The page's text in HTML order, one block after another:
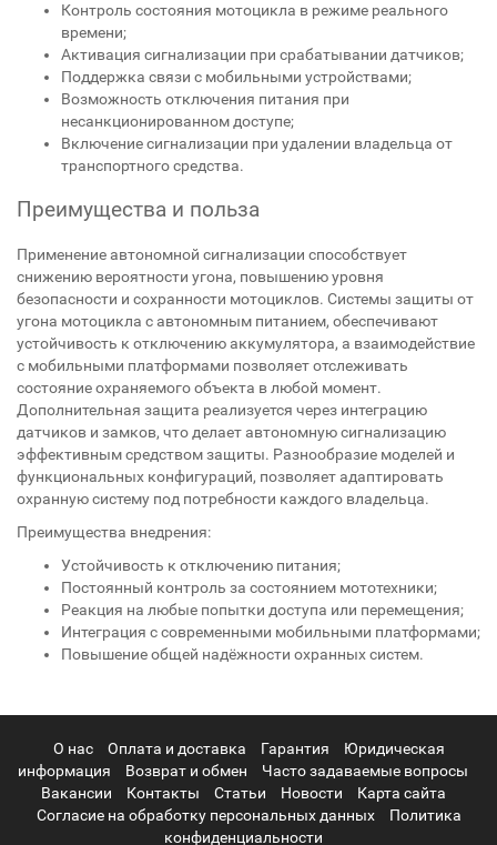
Контроль состояния мотоцикла в режиме реального
времени;
Активация сигнализации при срабатывании датчиков;
Поддержка связи с мобильными устройствами;
Возможность отключения питания при
несанкционированном доступе;
Включение сигнализации при удалении владельца от
транспортного средства.
Преимущества и польза
Применение автономной сигнализации способствует
снижению вероятности угона, повышению уровня
безопасности и сохранности мотоциклов. Системы защиты от
угона мотоцикла с автономным питанием, обеспечивают
устойчивость к отключению аккумулятора, а взаимодействие
с мобильными платформами позволяет отслеживать
состояние охраняемого объекта в любой момент.
Дополнительная защита реализуется через интеграцию
датчиков и замков, что делает автономную сигнализацию
эффективным средством защиты. Разнообразие моделей и
функциональных конфигураций, позволяет адаптировать
охранную систему под потребности каждого владельца.
Преимущества внедрения:
Устойчивость к отключению питания;
Постоянный контроль за состоянием мототехники;
Реакция на любые попытки доступа или перемещения;
Интеграция с современными мобильными платформами;
Повышение общей надёжности охранных систем.
О нас Оплата и доставка Гарантия
Юридическая
информация
Возврат и обмен
Часто задаваемые вопросы
Вакансии
Контакты Статьи Новости
Карта сайта
Согласие на обработку персональных данных
Политика
конфиденциальности